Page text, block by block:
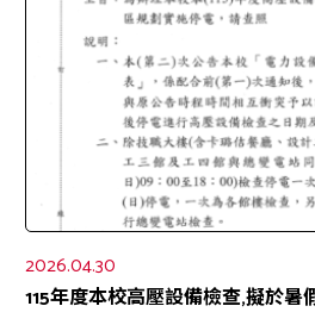
2026.04.30
115年度本校高壓設備檢查,擬於